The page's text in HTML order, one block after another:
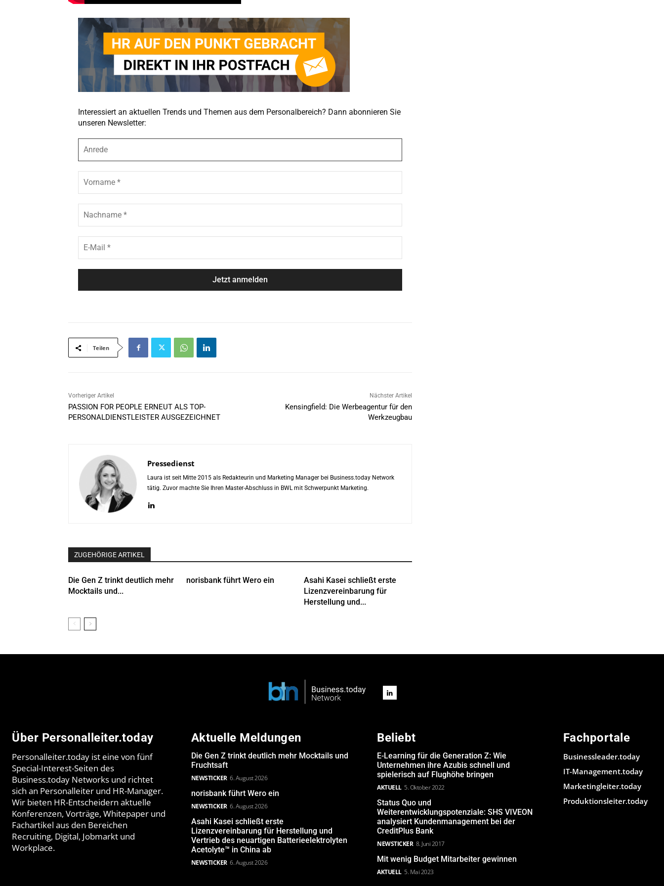
Interessiert an aktuellen Trends und Themen aus dem Personalbereich? Dann abonnieren Sie
unseren Newsletter:
r
e
r
n
c
h
M
a
Teilen
Vorheriger Artikel
PASSION FOR PEOPLE ERNEUT ALS TOP-
PERSONALDIENSTLEISTER AUSGEZEICHNET
Nächster Artikel
Kensingfield: Die Werbeagentur für den
Werkzeugbau
Pressedienst
Laura ist seit Mitte 2015 als Redakteurin und Marketing Manager bei Business.today Network
tätig. Zuvor machte Sie Ihren Master-Abschluss in BWL mit Schwerpunkt Marketing.
ZUGEHÖRIGE ARTIKEL
Die Gen Z trinkt deutlich mehr
Mocktails und...
norisbank führt Wero ein
Asahi Kasei schließt erste
Lizenzvereinbarung für
Herstellung und...
Über Personalleiter.today
Personalleiter.today ist eine von fünf
Special-Interest-Seiten des
Business.today Networks und richtet
sich an Personalleiter und HR-Manager.
Wir bieten HR-Entscheidern aktuelle
Konferenzen, Vorträge, Whitepaper und
Fachartikel aus den Bereichen
Recruiting, Digital, Jobmarkt und
Workplace.
Aktuelle Meldungen
Die Gen Z trinkt deutlich mehr Mocktails und
Fruchtsaft
NEWSTICKER 6. August 2026
norisbank führt Wero ein
NEWSTICKER 6. August 2026
Asahi Kasei schließt erste
Lizenzvereinbarung für Herstellung und
Vertrieb des neuartigen Batterieelektrolyten
Acetolyte™ in China ab
NEWSTICKER 6. August 2026
Beliebt
E-Learning für die Generation Z: Wie
Unternehmen ihre Azubis schnell und
spielerisch auf Flughöhe bringen
AKTUELL 5. Oktober 2022
Status Quo und
Weiterentwicklungspotenziale: SHS VIVEON
analysiert Kundenmanagement bei der
CreditPlus Bank
NEWSTICKER 8. Juni 2017
Mit wenig Budget Mitarbeiter gewinnen
AKTUELL 5. Mai 2023
Fachportale
Businessleader.today
IT-Management.today
Marketingleiter.today
Produktionsleiter.today